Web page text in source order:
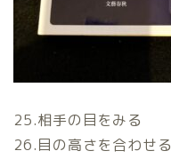
25.相手の目をみる
26.目の高さを合わせる